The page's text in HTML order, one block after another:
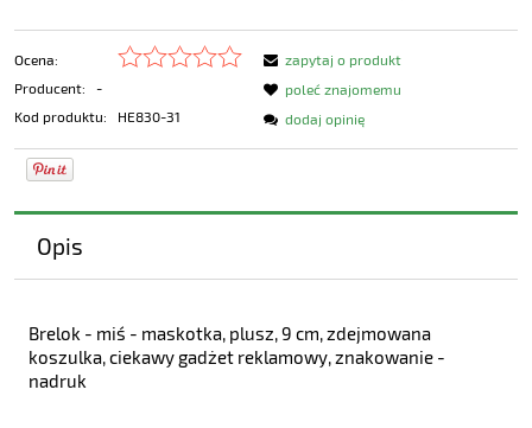
Ocena:
Producent:
-
Kod produktu:
HE830-31
zapytaj o produkt
poleć znajomemu
dodaj opinię
Opis
Brelok - miś - maskotka, plusz, 9 cm, zdejmowana
koszulka, ciekawy gadżet reklamowy, znakowanie -
nadruk